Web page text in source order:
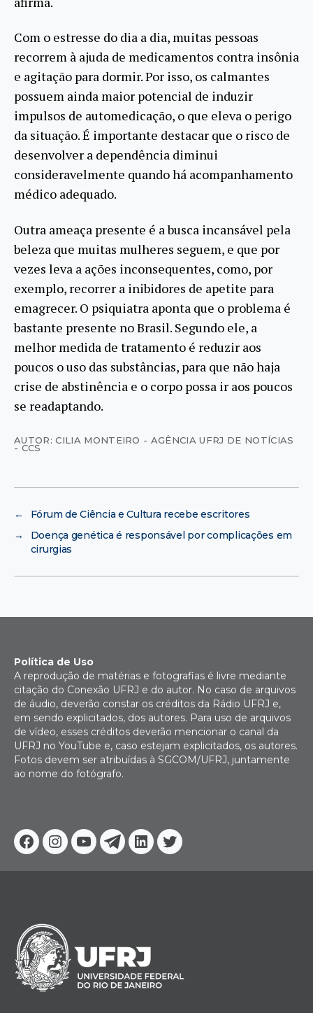
Com o estresse do dia a dia, muitas pessoas
recorrem à ajuda de medicamentos contra insônia
e agitação para dormir. Por isso, os calmantes
possuem ainda maior potencial de induzir
impulsos de automedicação, o que eleva o perigo
da situação. É importante destacar que o risco de
desenvolver a dependência diminui
consideravelmente quando há acompanhamento
médico adequado.
Outra ameaça presente é a busca incansável pela
beleza que muitas mulheres seguem, e que por
vezes leva a ações inconsequentes, como, por
exemplo, recorrer a inibidores de apetite para
emagrecer. O psiquiatra aponta que o problema é
bastante presente no Brasil. Segundo ele, a
melhor medida de tratamento é reduzir aos
poucos o uso das substâncias, para que não haja
crise de abstinência e o corpo possa ir aos poucos
se readaptando.
AUTOR: CILIA MONTEIRO - AGÊNCIA UFRJ DE NOTÍCIAS
- CCS
←
Fórum de Ciência e Cultura recebe escritores
→
Doença genética é responsável por complicações em
cirurgias
Facebook
Instagram
YoutubeTelegram
Linkedin
Twitter
Política de Uso
A reprodução de matérias e fotografias é livre mediante
citação do Conexão UFRJ e do autor. No caso de arquivos
de áudio, deverão constar os créditos da Rádio UFRJ e,
em sendo explicitados, dos autores. Para uso de arquivos
de vídeo, esses créditos deverão mencionar o canal da
UFRJ no YouTube e, caso estejam explicitados, os autores.
Fotos devem ser atribuídas à SGCOM/UFRJ, juntamente
ao nome do fotógrafo.